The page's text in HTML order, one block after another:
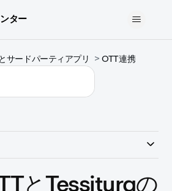
ター
サードパーティアプリ OTT連携